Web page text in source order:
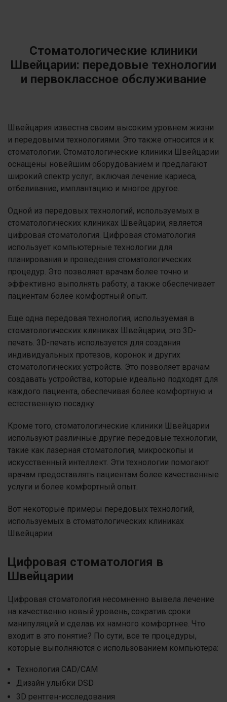
Стоматологические клиники
Швейцарии: передовые технологии
и первоклассное обслуживание
Швейцария известна своим высоким уровнем жизни
и передовыми технологиями. Это также относится и к
стоматологии. Стоматологические клиники Швейцарии
оснащены новейшим оборудованием и предлагают
широкий спектр услуг, включая лечение кариеса,
отбеливание, имплантацию и многое другое.
Одной из передовых технологий, используемых в
стоматологических клиниках Швейцарии, является
цифровая стоматология. Цифровая стоматология
использует компьютерные технологии для
планирования и проведения стоматологических
процедур. Это позволяет врачам более точно и
эффективно выполнять работу, а также обеспечивает
пациентам более комфортный опыт.
Еще одна передовая технология, используемая в
стоматологических клиниках Швейцарии, это 3D-
печать. 3D-печать используется для создания
индивидуальных протезов, коронок и других
стоматологических устройств. Это позволяет врачам
создавать устройства, которые идеально подходят для
каждого пациента, обеспечивая более комфортную и
естественную посадку.
Кроме того, стоматологические клиники Швейцарии
используют различные другие передовые технологии,
такие как лазерная стоматология, микроскопы и
искусственный интеллект. Эти технологии помогают
врачам предоставлять пациентам более качественные
услуги и более комфортный опыт.
Вот некоторые примеры передовых технологий,
используемых в стоматологических клиниках
Швейцарии:
Цифровая стоматология в
Швейцарии
Цифровая стоматология несомненно вывела лечение
на качественно новый уровень, сократив сроки
манипуляций и сделав их намного комфортнее. Что
входит в это понятие? По сути, все те процедуры,
которые выполняются с использованием компьютера:
Технология CAD/CAM
Дизайн улыбки DSD
3D рентген-исследования